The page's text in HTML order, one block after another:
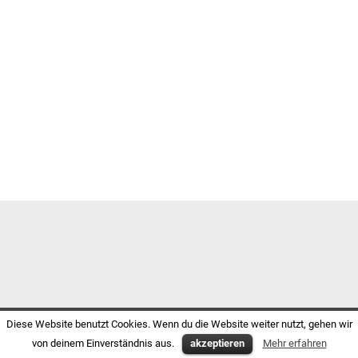
Diese Website benutzt Cookies. Wenn du die Website weiter nutzt, gehen wir
von deinem Einverständnis aus.
akzeptieren Mehr erfahren